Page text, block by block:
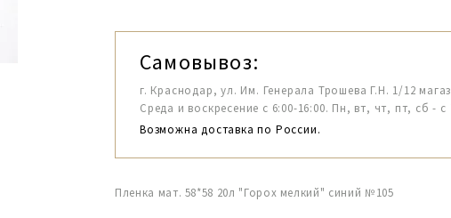
Самовывоз:
г. Краснодар, ул. Им. Генерала Трошева Г.Н. 1/12
Среда и воскресение с 6:00-16:00. Пн, вт, чт, пт, сб - с
Возможна доставка по России.
Пленка мат. 58*58 20л "Горох мелкий" синий №105